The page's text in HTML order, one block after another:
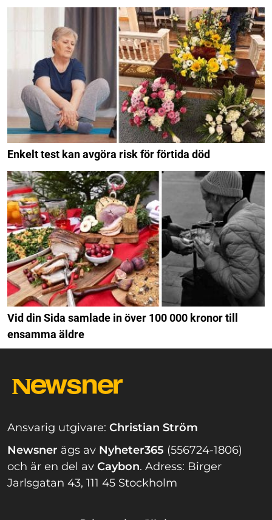
Enkelt test kan avgöra risk för förtida död
Vid din Sida samlade in över 100 000 kronor till
ensamma äldre
Ansvarig utgivare: Christian Ström
Newsner ägs av Nyheter365 (556724-1806)
och är en del av Caybon. Adress: Birger
Jarlsgatan 43, 111 45 Stockholm